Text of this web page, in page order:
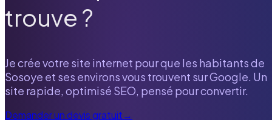
trouve ?
Je crée votre site internet pour que les habitants de
Sosoye et ses environs vous trouvent sur Google. Un
site rapide, optimisé SEO, pensé pour convertir.
Demander un devis gratuit→